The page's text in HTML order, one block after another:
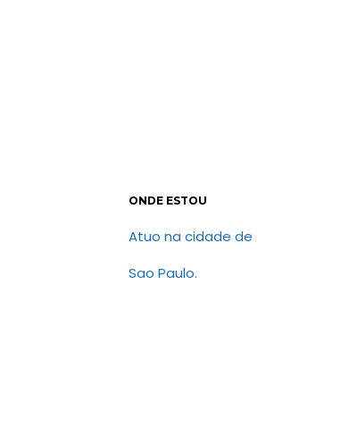
ONDE ESTOU
Atuo na cidade de
Sao Paulo.